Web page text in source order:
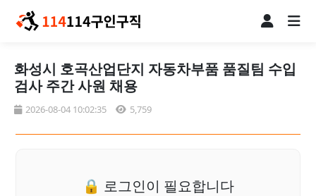
화성시 호곡산업단지 자동차부품 품질팀 수입
검사 주간 사원 채용
2026-08-04 10:02:35 5,759
🔒 로그인이 필요합니다